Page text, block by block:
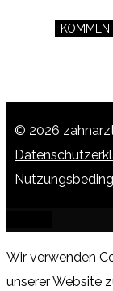
© 2026
SCHLIESSEN
Wir verwenden
unserer Website